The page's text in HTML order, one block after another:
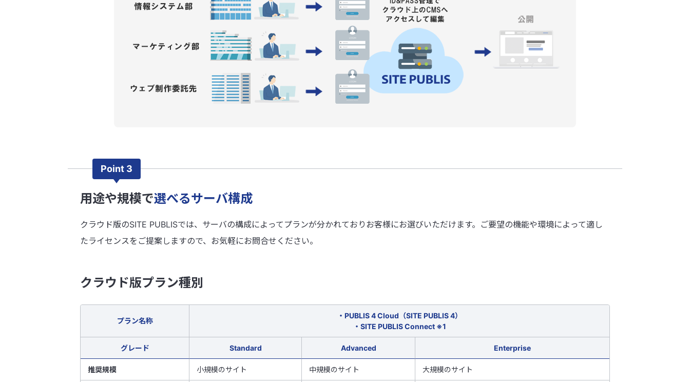
Point 3
用途や規模で選べるサーバ構成
クラウド版のSITE PUBLISでは、サーバの構成によってプランが分かれておりお客様にお選びいただけます。ご要望の機能や環境によって適し
たライセンスをご提案しますので、お気軽にお問合せください。
クラウド版プラン種別
プラン名称
・PUBLIS 4 Cloud（SITE PUBLIS 4）
・SITE PUBLIS Connect ※1
グレード Standard Advanced Enterprise
推奨規模 小規模のサイト 中規模のサイト 大規模のサイト